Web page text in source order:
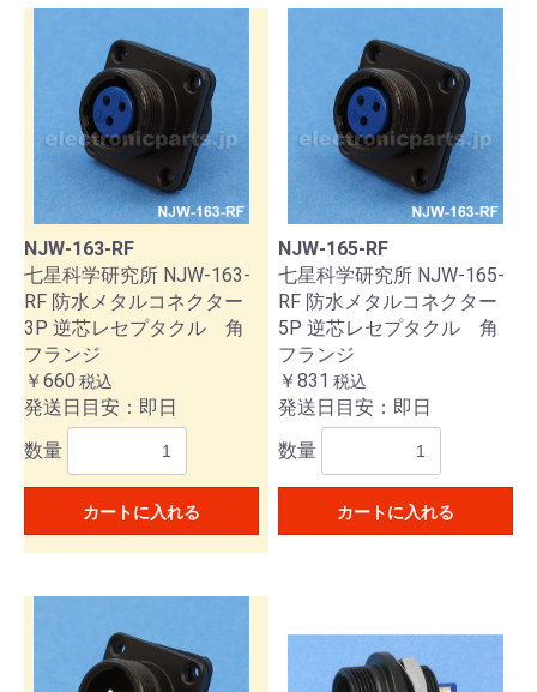
NJW-163-RF
七星科学研究所 NJW-163-
RF 防水メタルコネクター
3P 逆芯レセプタクル 角
フランジ
￥660 税込
発送日目安：即日
数量
カートに入れる
NJW-165-RF
七星科学研究所 NJW-165-
RF 防水メタルコネクター
5P 逆芯レセプタクル 角
フランジ
￥831 税込
発送日目安：即日
数量
カートに入れる